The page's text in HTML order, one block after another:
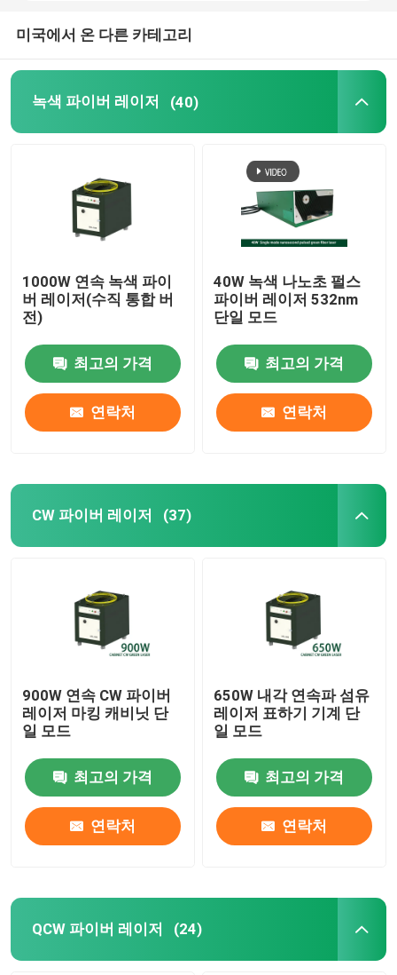
레이저 절단기
미국에서 온 다른 카테고리
녹색 파이버 레이저 (40)
1000W 연속 녹색 파이
버 레이저(수직 통합 버
전)
최고의 가격
연락처
40W 녹색 나노초 펄스
파이버 레이저 532nm
단일 모드
최고의 가격
연락처
CW 파이버 레이저 (37)
900W 연속 CW 파이버
레이저 마킹 캐비닛 단
일 모드
최고의 가격
연락처
650W 내각 연속파 섬유
레이저 표하기 기계 단
일 모드
최고의 가격
연락처
QCW 파이버 레이저 (24)